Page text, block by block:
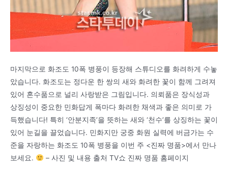
마지막으로 화조도 10폭 병풍이 등장해 스튜디오를 화려하게 수놓
았습니다. 화조도는 정다운 한 쌍의 새와 화려한 꽃이 함께 그려져
있어 혼수품으로 널리 사랑받은 그림입니다. 의뢰품은 장식성과
상징성이 중요한 민화답게 폭마다 화려한 채색과 좋은 의미로 가
득했습니다! 특히 ‘안분지족’을 뜻하는 새와 ‘천수’를 상징하는 꽃이
있어 눈길을 끌었습니다. 민화지만 궁중 화원 실력에 버금가는 수
준을 자랑하는 화조도 10폭 병풍을 이번 주 <진짜 명품>에서 만나
보세요.
– 사진 및 내용 출처 TV쇼 진짜 명품 홈페이지